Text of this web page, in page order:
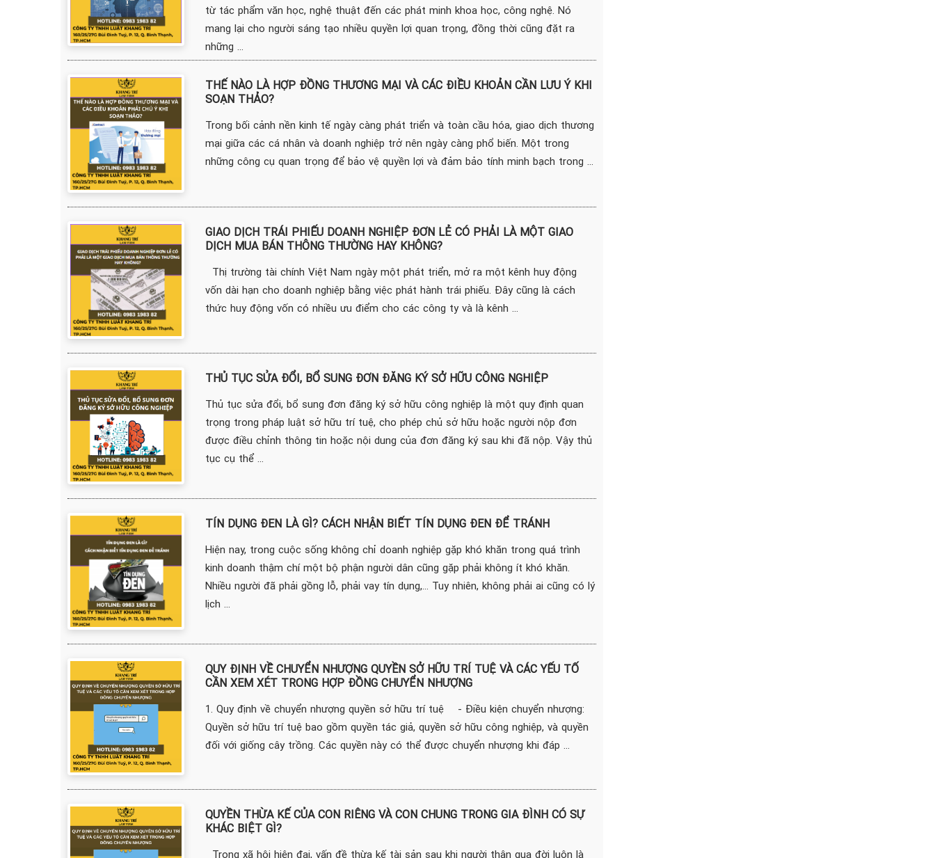
từ tác phẩm văn học, nghệ thuật đến các phát minh khoa học, công nghệ. Nó
mang lại cho người sáng tạo nhiều quyền lợi quan trọng, đồng thời cũng đặt ra
những ...
THẾ NÀO LÀ HỢP ĐỒNG THƯƠNG MẠI VÀ CÁC ĐIỀU KHOẢN CẦN LƯU Ý KHI
SOẠN THẢO?
Trong bối cảnh nền kinh tế ngày càng phát triển và toàn cầu hóa, giao dịch thương
mại giữa các cá nhân và doanh nghiệp trở nên ngày càng phổ biến. Một trong
những công cụ quan trọng để bảo vệ quyền lợi và đảm bảo tính minh bạch trong ...
GIAO DỊCH TRÁI PHIẾU DOANH NGHIỆP ĐƠN LẺ CÓ PHẢI LÀ MỘT GIAO
DỊCH MUA BÁN THÔNG THƯỜNG HAY KHÔNG?
Thị trường tài chính Việt Nam ngày một phát triển, mở ra một kênh huy động
vốn dài hạn cho doanh nghiệp bằng việc phát hành trái phiếu. Đây cũng là cách
thức huy động vốn có nhiều ưu điểm cho các công ty và là kênh ...
THỦ TỤC SỬA ĐỔI, BỔ SUNG ĐƠN ĐĂNG KÝ SỞ HỮU CÔNG NGHIỆP
Thủ tục sửa đổi, bổ sung đơn đăng ký sở hữu công nghiệp là một quy định quan
trọng trong pháp luật sở hữu trí tuệ, cho phép chủ sở hữu hoặc người nộp đơn
được điều chỉnh thông tin hoặc nội dung của đơn đăng ký sau khi đã nộp. Vậy thủ
tục cụ thể ...
TÍN DỤNG ĐEN LÀ GÌ? CÁCH NHẬN BIẾT TÍN DỤNG ĐEN ĐỂ TRÁNH
Hiện nay, trong cuộc sống không chỉ doanh nghiệp gặp khó khăn trong quá trình
kinh doanh thậm chí một bộ phận người dân cũng gặp phải không ít khó khăn.
Nhiều người đã phải gồng lỗ, phải vay tín dụng,... Tuy nhiên, không phải ai cũng có lý
lịch ...
QUY ĐỊNH VỀ CHUYỂN NHƯỢNG QUYỀN SỞ HỮU TRÍ TUỆ VÀ CÁC YẾU TỐ
CẦN XEM XÉT TRONG HỢP ĐỒNG CHUYỂN NHƯỢNG
1. Quy định về chuyển nhượng quyền sở hữu trí tuệ - Điều kiện chuyển nhượng:
Quyền sở hữu trí tuệ bao gồm quyền tác giả, quyền sở hữu công nghiệp, và quyền
đối với giống cây trồng. Các quyền này có thể được chuyển nhượng khi đáp ...
QUYỀN THỪA KẾ CỦA CON RIÊNG VÀ CON CHUNG TRONG GIA ĐÌNH CÓ SỰ
KHÁC BIỆT GÌ?
Trong xã hội hiện đại, vấn đề thừa kế tài sản sau khi người thân qua đời luôn là